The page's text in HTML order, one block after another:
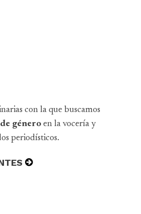
con la que buscamos
género en la vocería y
periodísticos.